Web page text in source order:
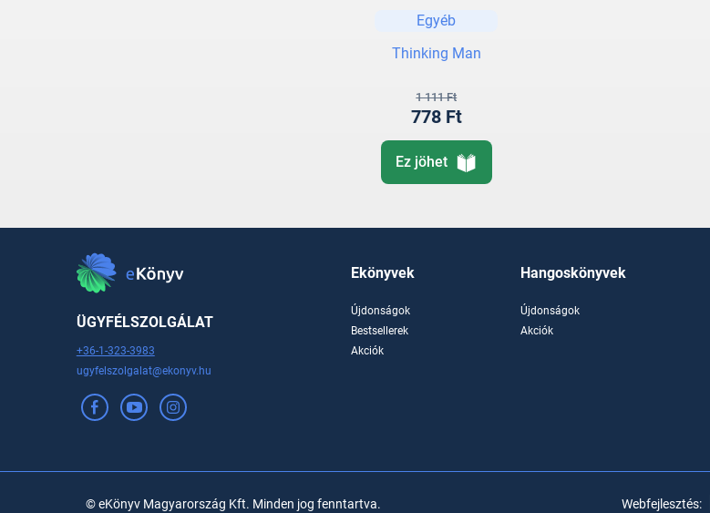
Egyéb
Thinking Man
1 111 Ft
778 Ft
Ez jöhet
ÜGYFÉLSZOLGÁLAT
+36-1-323-3983
ugyfelszolgalat@ekonyv.hu
Ekönyvek
Újdonságok
Bestsellerek
Akciók
Hangoskönyvek
Újdonságok
Akciók
© eKönyv Magyarország Kft. Minden jog fenntartva. Webfejlesztés: